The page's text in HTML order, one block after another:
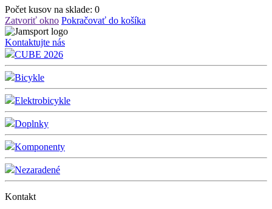
Počet kusov na sklade: 0
Zatvoriť okno Pokračovať do košíka
Kontaktujte nás
CUBE 2026
Bicykle
Elektrobicykle
Doplnky
Komponenty
Nezaradené
Kontakt